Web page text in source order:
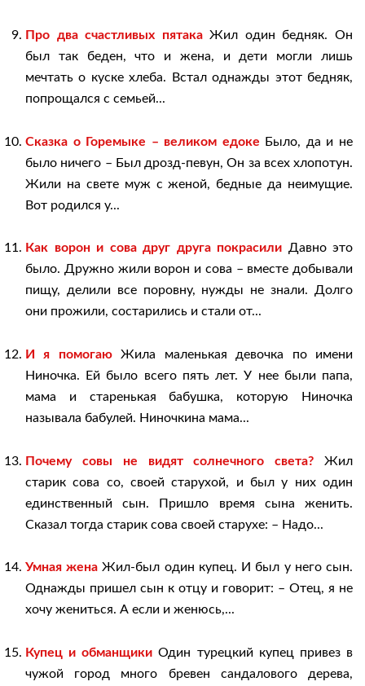
Про два счастливых пятакаЖил один бедняк. Он
был так беден, что и жена, и дети могли лишь
мечтать о куске хлеба. Встал однажды этот бедняк,
попрощался с семьей...
Сказка о Горемыке – великом едоке Было, да и не
было ничего – Был дрозд-певун, Он за всех хлопотун.
Жили на свете муж с женой, бедные да неимущие.
Вот родился у...
Как ворон и сова друг друга покрасили Давно это
было. Дружно жили ворон и сова – вместе добывали
пищу, делили все поровну, нужды не знали. Долго
они прожили, состарились и стали от...
И я помогаюЖила маленькая девочка по имени
Ниночка. Ей было всего пять лет. У нее были папа,
мама и старенькая бабушка, которую Ниночка
называла бабулей. Ниночкина мама...
Почему совы не видят солнечного света? Жил
старик сова со, своей старухой, и был у них один
единственный сын. Пришло время сына женить.
Сказал тогда старик сова своей старухе: – Надо...
Умная жена Жил-был один купец. И был у него сын.
Однажды пришел сын к отцу и говорит: – Отец, я не
хочу жениться. А если и женюсь,...
Купец и обманщики Один турецкий купец привез в
чужой город много бревен сандалового дерева,